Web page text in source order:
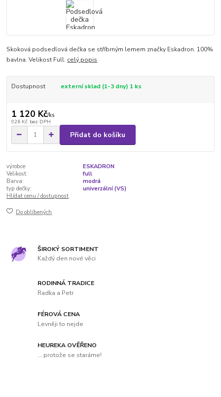
Skoková podsedlová dečka se stříbrným lemem značky Eskadron. 100%
bavlna. Velikost Full. celý popis
Dostupnost externí sklad (1-3 dny) 1 ks
1 120 Kč/ks
926 Kč bez DPH
Přidat do košíku
výrobce:
ESKADRON
Velikost:
full
Barva:
modrá
typ dečky:
univerzální (VS)
Hlídat cenu / dostupnost
Do oblíbených
ŠIROKÝ SORTIMENT
Každý den nové věci
RODINNÁ TRADICE
Radka a Petr
FÉROVÁ CENA
Levněji to nejde
HEUREKA OVĚŘENO
... protože se staráme!